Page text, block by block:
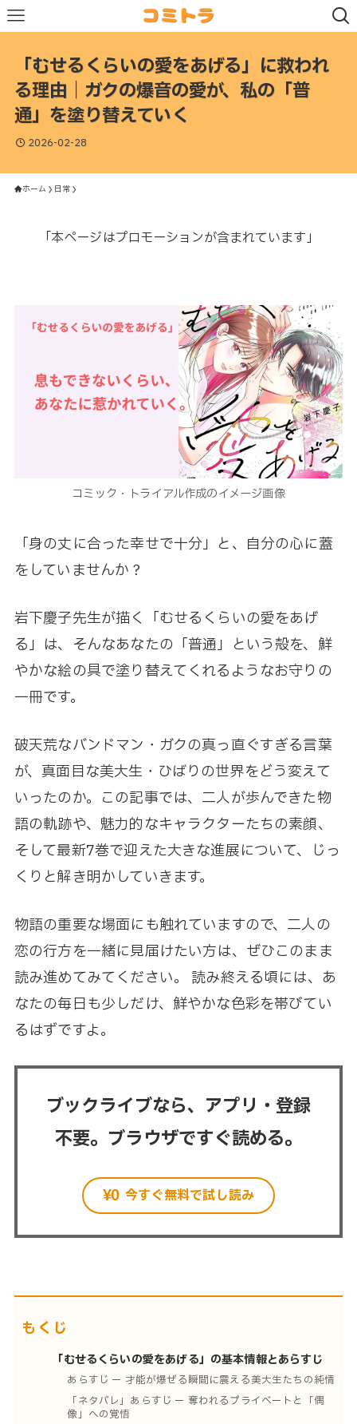
「むせるくらいの愛をあげる」に救われ
る理由｜ガクの爆音の愛が、私の「普
通」を塗り替えていく
2026-02-28
ホーム 日常
「本ページはプロモーションが含まれています」
コミック・トライアル作成のイメージ画像
「身の丈に合った幸せで十分」と、自分の心に蓋
をしていませんか？
岩下慶子先生が描く「むせるくらいの愛をあげ
る」は、そんなあなたの「普通」という殻を、鮮
やかな絵の具で塗り替えてくれるようなお守りの
一冊です。
破天荒なバンドマン・ガクの真っ直ぐすぎる言葉
が、真面目な美大生・ひばりの世界をどう変えて
いったのか。この記事では、二人が歩んできた物
語の軌跡や、魅力的なキャラクターたちの素顔、
そして最新7巻で迎えた大きな進展について、じっ
くりと解き明かしていきます。
物語の重要な場面にも触れていますので、二人の
恋の行方を一緒に見届けたい方は、ぜひこのまま
読み進めてみてください。 読み終える頃には、あ
なたの毎日も少しだけ、鮮やかな色彩を帯びてい
るはずですよ。
ブックライブなら、アプリ・登録
不要。ブラウザですぐ読める。
今すぐ無料で試し読み
もくじ
「むせるくらいの愛をあげる」の基本情報とあらすじ
あらすじ ー 才能が爆ぜる瞬間に震える美大生たちの純情
「ネタバレ」あらすじ ー 奪われるプライベートと「偶
像」への覚悟